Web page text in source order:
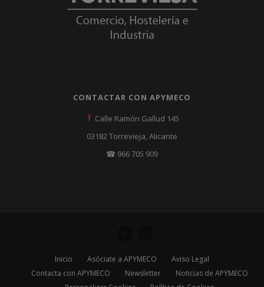
CONTACTAR CON APYMECO
Calle Ramón Gallud 145
03182 Torrevieja, Alicante
☎ 966 705 909
Inicio Asóciate a APYMECO
Aviso Legal
Contacta con APYMECO
Newsletter
Noticias de APYMECO